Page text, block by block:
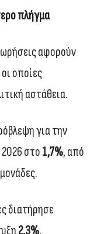
πλήγμα
αφορούν
οποίες
αστάθεια.
για την
στο 1,7%, από
διατήρησε
2,3%,